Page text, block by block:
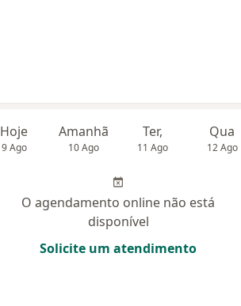
Hoje
9 Ago
Amanhã
10 Ago
Ter,
11 Ago
Qua
12 Ago
O agendamento online não está
disponível
Solicite um atendimento